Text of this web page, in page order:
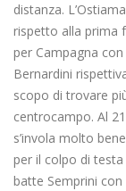
distanza.
rispetto alla prima
per Campagna
Bernardini
scopo di trovare
centrocampo. Al
s’invola molto
per il colpo di testa
batte Semprini